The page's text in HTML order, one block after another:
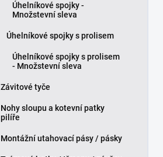
Úhelníkové spojky -
Množstevní sleva
Úhelníkové spojky s prolisem
Úhelníkové spojky s prolisem
- Množstevní sleva
Závitové tyče
Nohy sloupu a kotevní patky
pilíře
Montážní utahovací pásy / pásky